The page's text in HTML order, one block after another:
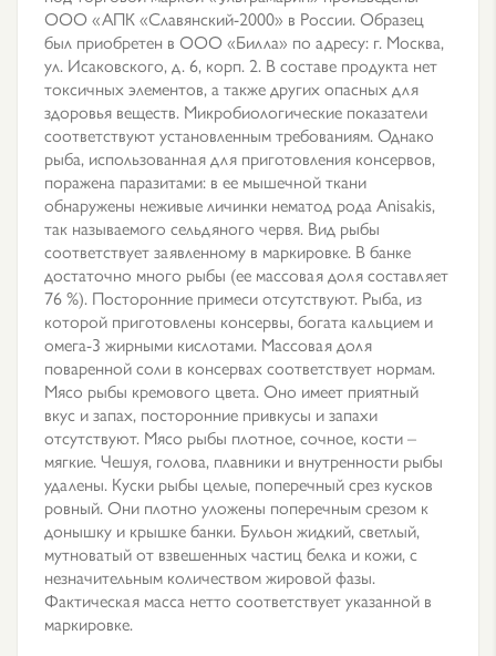
ООО «АПК «Славянский-2000» в России. Образец
был приобретен в ООО «Билла» по адресу: г. Москва,
ул. Исаковского, д. 6, корп. 2. В составе продукта нет
токсичных элементов, а также других опасных для
здоровья веществ. Микробиологические показатели
соответствуют установленным требованиям. Однако
рыба, использованная для приготовления консервов,
поражена паразитами: в ее мышечной ткани
обнаружены неживые личинки нематод рода Anisakis,
так называемого сельдяного червя. Вид рыбы
соответствует заявленному в маркировке. В банке
достаточно много рыбы (ее массовая доля составляет
76 %). Посторонние примеси отсутствуют. Рыба, из
которой приготовлены консервы, богата кальцием и
омега-3 жирными кислотами. Массовая доля
поваренной соли в консервах соответствует нормам.
Мясо рыбы кремового цвета. Оно имеет приятный
вкус и запах, посторонние привкусы и запахи
отсутствуют. Мясо рыбы плотное, сочное, кости –
мягкие. Чешуя, голова, плавники и внутренности рыбы
удалены. Куски рыбы целые, поперечный срез кусков
ровный. Они плотно уложены поперечным срезом к
донышку и крышке банки. Бульон жидкий, светлый,
мутноватый от взвешенных частиц белка и кожи, с
незначительным количеством жировой фазы.
Фактическая масса нетто соответствует указанной в
маркировке.